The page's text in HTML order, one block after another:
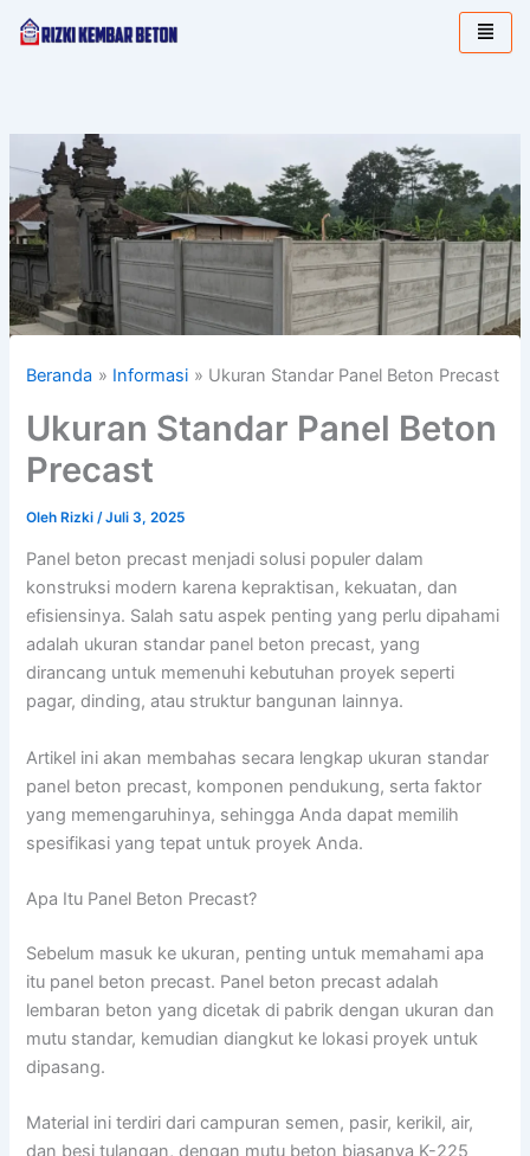
Lewati
Beranda Informasi Ukuran Standar Panel Beton Precast
Ukuran Standar Panel Beton
Precast
OlehRizki /Juli 3, 2025
Panel beton precast menjadi solusi populer dalam
konstruksi modern karena kepraktisan, kekuatan, dan
efisiensinya. Salah satu aspek penting yang perlu dipahami
adalah ukuran standar panel beton precast, yang
dirancang untuk memenuhi kebutuhan proyek seperti
pagar, dinding, atau struktur bangunan lainnya.
Artikel ini akan membahas secara lengkap ukuran standar
panel beton precast, komponen pendukung, serta faktor
yang memengaruhinya, sehingga Anda dapat memilih
spesifikasi yang tepat untuk proyek Anda.
Apa Itu Panel Beton Precast?
Sebelum masuk ke ukuran, penting untuk memahami apa
itu panel beton precast. Panel beton precast adalah
lembaran beton yang dicetak di pabrik dengan ukuran dan
mutu standar, kemudian diangkut ke lokasi proyek untuk
dipasang.
Material ini terdiri dari campuran semen, pasir, kerikil, air,
dan besi tulangan, dengan mutu beton biasanya K-225